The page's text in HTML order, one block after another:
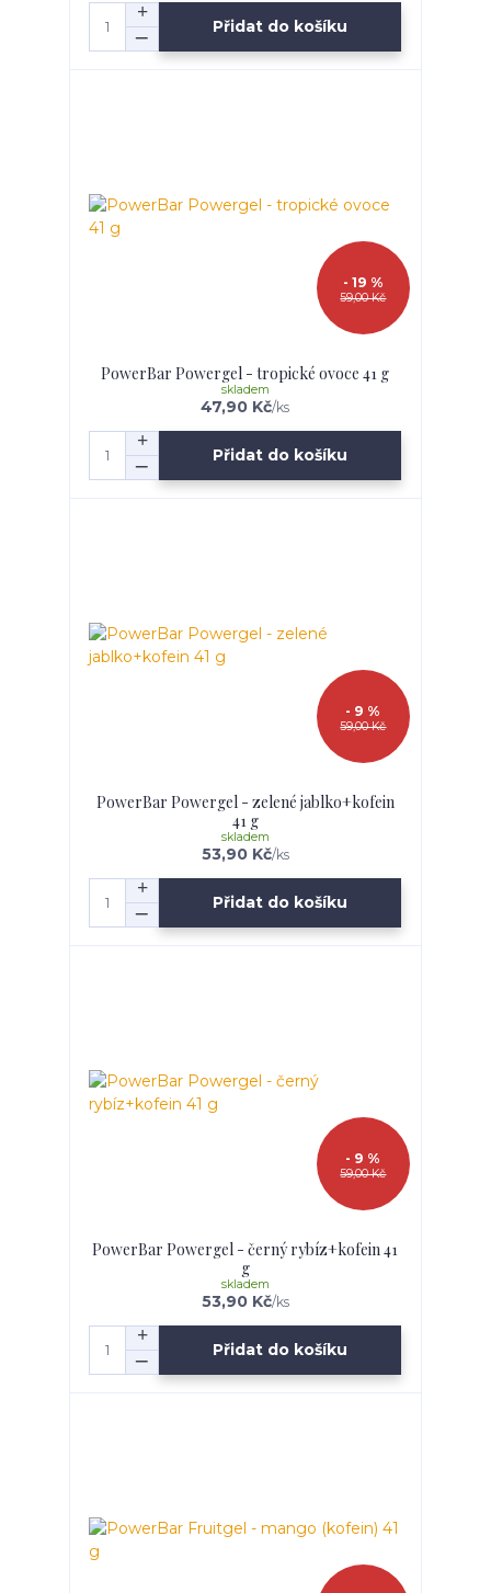
Přidat do košíku
59,00 Kč
- 19 %
PowerBar Powergel - tropické ovoce 41 g
47,90 Kč/ks
skladem
Přidat do košíku
59,00 Kč
- 9 %
PowerBar Powergel - zelené jablko+kofein
41 g
53,90 Kč/ks
skladem
Přidat do košíku
59,00 Kč
- 9 %
PowerBar Powergel - černý rybíz+kofein 41
g
53,90 Kč/ks
skladem
Přidat do košíku